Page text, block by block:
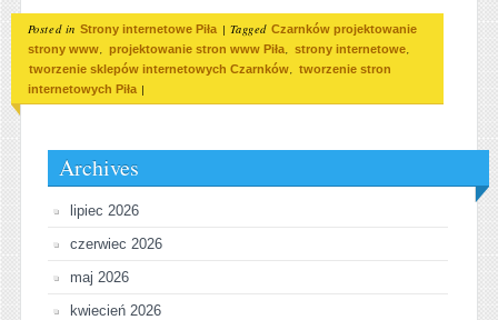
Posted in Strony internetowe Piła | Tagged Czarnków projektowanie
strony www, projektowanie stron www Piła, strony internetowe,
tworzenie sklepów internetowych Czarnków, tworzenie stron
internetowych Piła |
Archives
lipiec 2026
czerwiec 2026
maj 2026
kwiecień 2026